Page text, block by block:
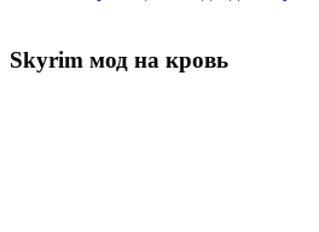
Skyrim мод на кровь